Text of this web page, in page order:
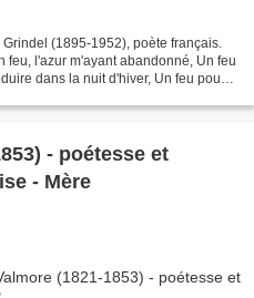
(1895-1952), poète français.
feu, l'azur m'ayant abandonné, Un feu
dans la nuit d'hiver, Un feu pour
- poétesse et
- Mère